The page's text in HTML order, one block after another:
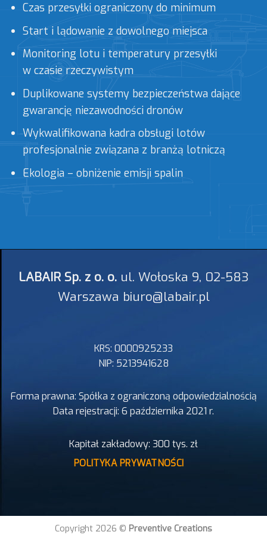
Czas przesyłki ograniczony do minimum
Start i lądowanie z dowolnego miejsca
Monitoring lotu i temperatury przesyłki
w czasie rzeczywistym
Duplikowane systemy bezpieczeństwa dające
gwarancję niezawodności dronów
Wykwalifikowana kadra obsługi lotów
profesjonalnie związana z branżą lotniczą
Ekologia – obniżenie emisji spalin
LABAIR Sp. z o. o. ul. Wołoska 9, 02-583
Warszawa biuro@labair.pl
KRS: 0000925233
NIP: 5213941628
Forma prawna: Spółka z ograniczoną odpowiedzialnością
Data rejestracji: 6 października 2021 r.
Kapitał zakładowy: 300 tys. zł
POLITYKA PRYWATNOŚCI
Copyright 2026 © Preventive Creations